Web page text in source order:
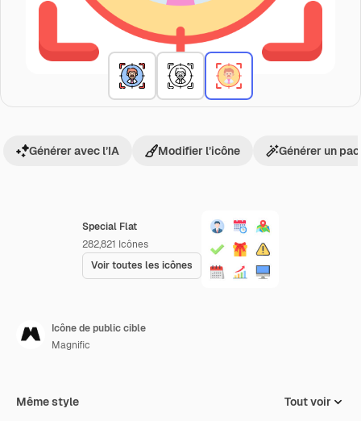
Special Flat
282,821 Icônes
Voir toutes les icônes
Générer avec l’IA Modifier l’icône Générer un
Icône de public cible
Magnific
Même style Tout voir